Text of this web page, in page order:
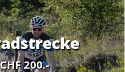
200.-